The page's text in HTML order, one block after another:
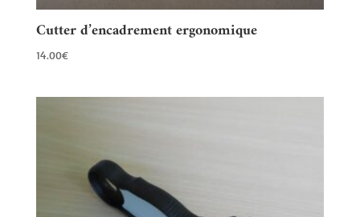
Cutter d’encadrement ergonomique
14.00€